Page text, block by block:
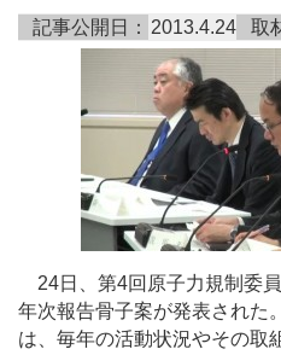
記事公開日： 2013.4.24 取
24日、第4回原子力規制委
年次報告骨子案が発表された
は、毎年の活動状況やその取